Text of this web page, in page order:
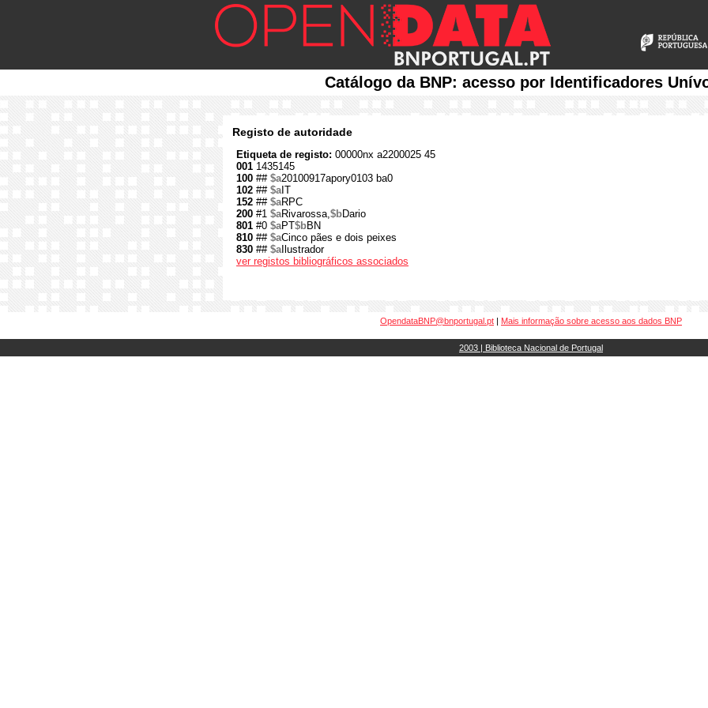
Catálogo da BNP: acesso por Identificadores
Registo de autoridade
Etiqueta de registo: 00000nx a2200025 45
001 1435145
100 ## $a20100917apory0103 ba0
102 ## $aIT
152 ## $aRPC
200 #1 $aRivarossa,$bDario
801 #0 $aPT$bBN
810 ## $aCinco pães e dois peixes
830 ## $aIlustrador
ver registos bibliográficos associados
OpendataBNP@bnportugal.pt | Mais informação sobre acesso aos dados BNP
2003 | Biblioteca Nacional de Portugal